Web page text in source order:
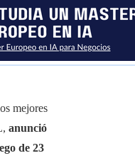
mejores
anunció
de 23